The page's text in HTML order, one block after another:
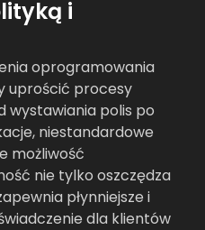
i
oprogramowania
uprościć procesy
wystawiania polis po
niestandardowe
możliwość
nie tylko oszczędza
płynniejsze i
dla klientów